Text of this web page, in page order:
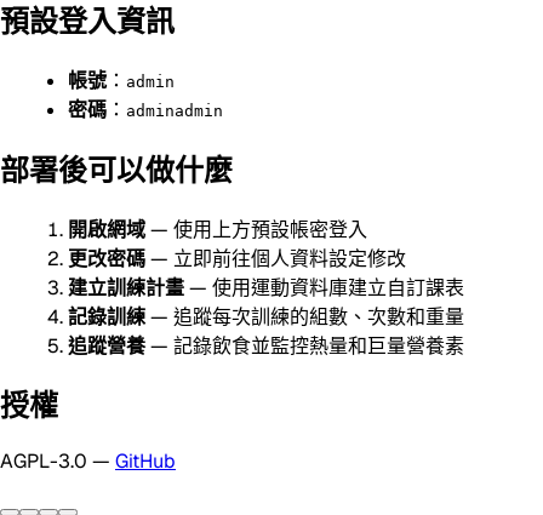
預設登入資訊
帳號： admin
密碼 ： adminadmin
部署後可以做什麼
開啟網域— 使用上方預設帳密登入
更改密碼— 立即前往個人資料設定修改
建立訓練計畫— 使用運動資料庫建立自訂課表
記錄訓練— 追蹤每次訓練的組數、次數和重量
追蹤營養— 記錄飲食並監控熱量和巨量營養素
授權
AGPL-3.0 — GitHub